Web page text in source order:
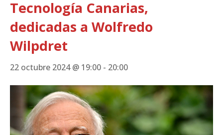
Tecnología Canarias,
dedicadas a Wolfredo
Wilpdret
22 octubre 2024 @ 19:00 - 20:00